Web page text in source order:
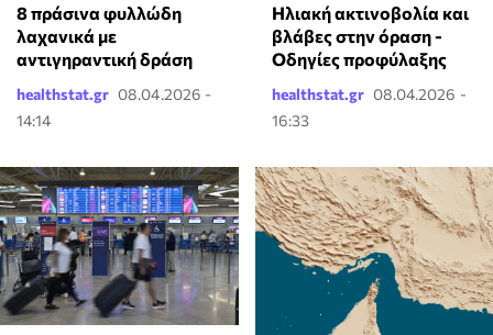
8 πράσινα φυλλώδη
λαχανικά με
αντιγηραντική δράση
healthstat.gr 08.04.2026 -
14:14
Ηλιακή ακτινοβολία και
βλάβες στην όραση -
Οδηγίες προφύλαξης
healthstat.gr 08.04.2026 -
16:33